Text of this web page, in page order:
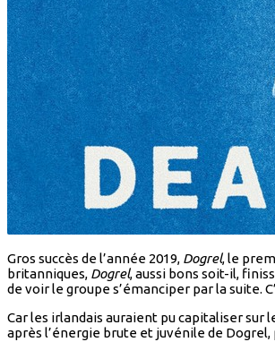
Gros succès de l’année 2019, Dogrel, le
britanniques, Dogrel, aussi bons soit-il,
de voir le groupe s’émanciper par la suite.
Car les irlandais auraient pu capitaliser sur
après l’énergie brute et juvénile de